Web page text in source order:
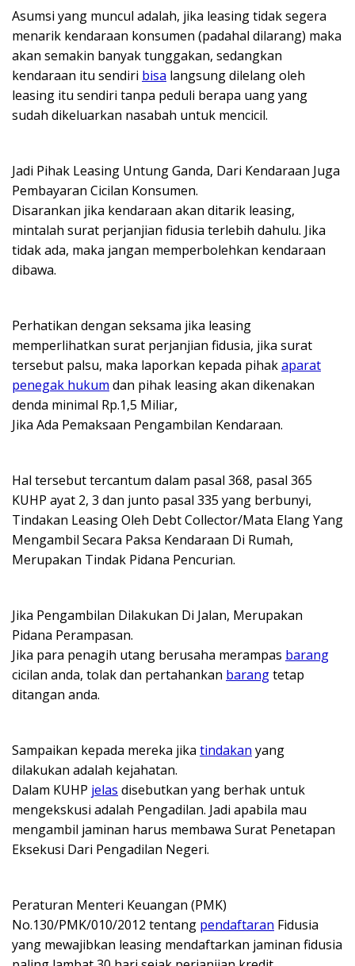
Asumsi yang muncul adalah, jika leasing tidak segera
menarik kendaraan konsumen (padahal dilarang) maka
akan semakin banyak tunggakan, sedangkan
kendaraan itu sendiri bisa langsung dilelang oleh
leasing itu sendiri tanpa peduli berapa uang yang
sudah dikeluarkan nasabah untuk mencicil.
Jadi Pihak Leasing Untung Ganda, Dari Kendaraan Juga
Pembayaran Cicilan Konsumen.
Disarankan jika kendaraan akan ditarik leasing,
mintalah surat perjanjian fidusia terlebih dahulu. Jika
tidak ada, maka jangan memperbolehkan kendaraan
dibawa.
Perhatikan dengan seksama jika leasing
memperlihatkan surat perjanjian fidusia, jika surat
tersebut palsu, maka laporkan kepada pihakaparat
penegak hukum dan pihak leasing akan dikenakan
denda minimal Rp.1,5 Miliar,
Jika Ada Pemaksaan Pengambilan Kendaraan.
Hal tersebut tercantum dalam pasal 368, pasal 365
KUHP ayat 2, 3 dan junto pasal 335 yang berbunyi,
Tindakan Leasing Oleh Debt Collector/Mata Elang Yang
Mengambil Secara Paksa Kendaraan Di Rumah,
Merupakan Tindak Pidana Pencurian.
Jika Pengambilan Dilakukan Di Jalan, Merupakan
Pidana Perampasan.
Jika para penagih utang berusaha merampas barang
cicilan anda, tolak dan pertahankan barangtetap
ditangan anda.
Sampaikan kepada mereka jika tindakan yang
dilakukan adalah kejahatan.
Dalam KUHP jelas disebutkan yang berhak untuk
mengekskusi adalah Pengadilan. Jadi apabila mau
mengambil jaminan harus membawa Surat Penetapan
Eksekusi Dari Pengadilan Negeri.
Peraturan Menteri Keuangan (PMK)
No.130/PMK/010/2012 tentang pendaftaran Fidusia
yang mewajibkan leasing mendaftarkan jaminan fidusia